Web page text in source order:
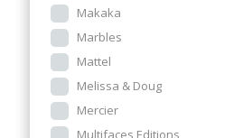
Makaka
Marbles
Mattel
Melissa & Doug
Mercier
Multifaces Editions